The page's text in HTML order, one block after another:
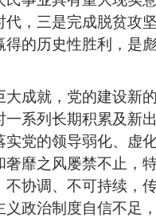
，三是完成脱贫攻
的历史性胜利，是
成就，党的建设新
系列长期积累及新
党的领导弱化、虚
靡之风屡禁不止，
协调、不可持续，
政治制度自信不足